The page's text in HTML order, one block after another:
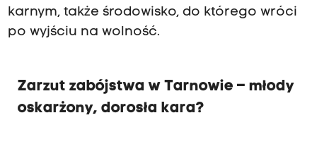
karnym, także środowisko, do którego wróci
po wyjściu na wolność.
Zarzut zabójstwa w Tarnowie – młody
oskarżony, dorosła kara?